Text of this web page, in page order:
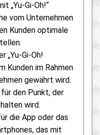
„Yu-Gi-Oh!“
vom Unternehmen
Kunden optimale
„Yu-Gi-Oh!
Kunden im Rahmen
gewährt wird.
den Punkt, der
wird.
die App oder das
das mit